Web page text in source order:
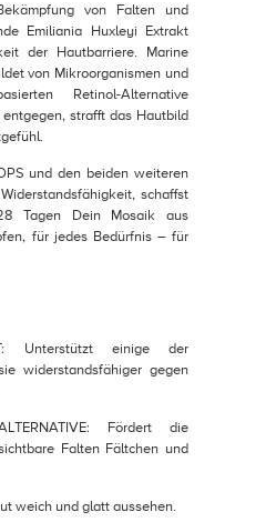
von Falten und
Emiliania Huxleyi Extrakt
der Hautbarriere. Marine
von Mikroorganismen und
Retinol-Alternative
strafft das Hautbild
und den beiden weiteren
schaffst
Tagen Dein Mosaik aus
für jedes Bedürfnis – für
Unterstützt einige der
widerstandsfähiger gegen
ALTERNATIVE: Fördert die
Falten Fältchen und
weich und glatt aussehen.